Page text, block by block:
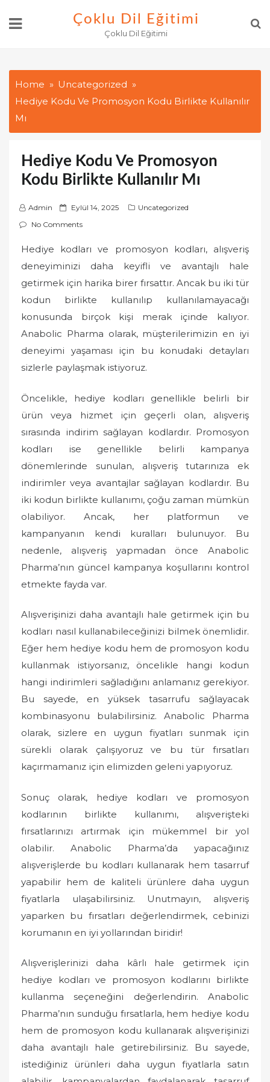
Çoklu Dil Eğitimi
Çoklu Dil Eğitimi
Home
Uncategorized
Hediye Kodu Ve Promosyon Kodu Birlikte Kullanılır
Mı
Hediye Kodu Ve Promosyon
Kodu Birlikte Kullanılır Mı
Admin
P
o
t
e
d
Eylül 14, 2025
Uncategorized
No Comments
Hediye kodları ve promosyon kodları, alışveriş
deneyiminizi daha keyifli ve avantajlı hale
getirmek için harika birer fırsattır. Ancak bu iki tür
kodun birlikte kullanılıp kullanılamayacağı
konusunda birçok kişi merak içinde kalıyor.
Anabolic Pharma olarak, müşterilerimizin en iyi
deneyimi yaşaması için bu konudaki detayları
sizlerle paylaşmak istiyoruz.
Öncelikle, hediye kodları genellikle belirli bir
ürün veya hizmet için geçerli olan, alışveriş
sırasında indirim sağlayan kodlardır. Promosyon
kodları ise genellikle belirli kampanya
dönemlerinde sunulan, alışveriş tutarınıza ek
indirimler veya avantajlar sağlayan kodlardır. Bu
iki kodun birlikte kullanımı, çoğu zaman mümkün
olabiliyor. Ancak, her platformun ve
kampanyanın kendi kuralları bulunuyor. Bu
nedenle, alışveriş yapmadan önce Anabolic
Pharma’nın güncel kampanya koşullarını kontrol
etmekte fayda var.
Alışverişinizi daha avantajlı hale getirmek için bu
kodları nasıl kullanabileceğinizi bilmek önemlidir.
Eğer hem hediye kodu hem de promosyon kodu
kullanmak istiyorsanız, öncelikle hangi kodun
hangi indirimleri sağladığını anlamanız gerekiyor.
Bu sayede, en yüksek tasarrufu sağlayacak
kombinasyonu bulabilirsiniz. Anabolic Pharma
olarak, sizlere en uygun fiyatları sunmak için
sürekli olarak çalışıyoruz ve bu tür fırsatları
kaçırmamanız için elimizden geleni yapıyoruz.
Sonuç olarak, hediye kodları ve promosyon
kodlarının birlikte kullanımı, alışverişteki
fırsatlarınızı artırmak için mükemmel bir yol
olabilir. Anabolic Pharma’da yapacağınız
alışverişlerde bu kodları kullanarak hem tasarruf
yapabilir hem de kaliteli ürünlere daha uygun
fiyatlarla ulaşabilirsiniz. Unutmayın, alışveriş
yaparken bu fırsatları değerlendirmek, cebinizi
korumanın en iyi yollarından biridir!
Alışverişlerinizi daha kârlı hale getirmek için
hediye kodları ve promosyon kodlarını birlikte
kullanma seçeneğini değerlendirin. Anabolic
Pharma’nın sunduğu fırsatlarla, hem hediye kodu
hem de promosyon kodu kullanarak alışverişinizi
daha avantajlı hale getirebilirsiniz. Bu sayede,
istediğiniz ürünleri daha uygun fiyatlarla satın